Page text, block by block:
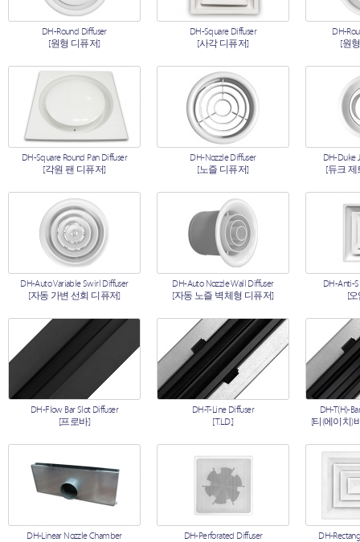
DH-Round Diffuser
[원형 디퓨저]
DH-Square Diffuser
[사각 디퓨저]
DH-
[원
DH-Square Round Pan Diffuser
[각원 팬 디퓨저]
DH-Nozzle Diffuser
[노즐 디퓨저]
DH-Duke
[듀크 제
DH-Auto Variable Swirl Diffuser
[자동 가변 선회 디퓨저]
DH-Auto Nozzle Wall Diffuser
[자동 노즐 벽체형 디퓨저]
DH-Anti-
[
DH-Flow Bar Slot Diffuser
[프로바]
DH-T-Line Diffuser
[T.L.D.]
DH-T(H)-
[티(에이치)
DH-Linear Nozzle Chamber DH-Perforated Diffuser DH-